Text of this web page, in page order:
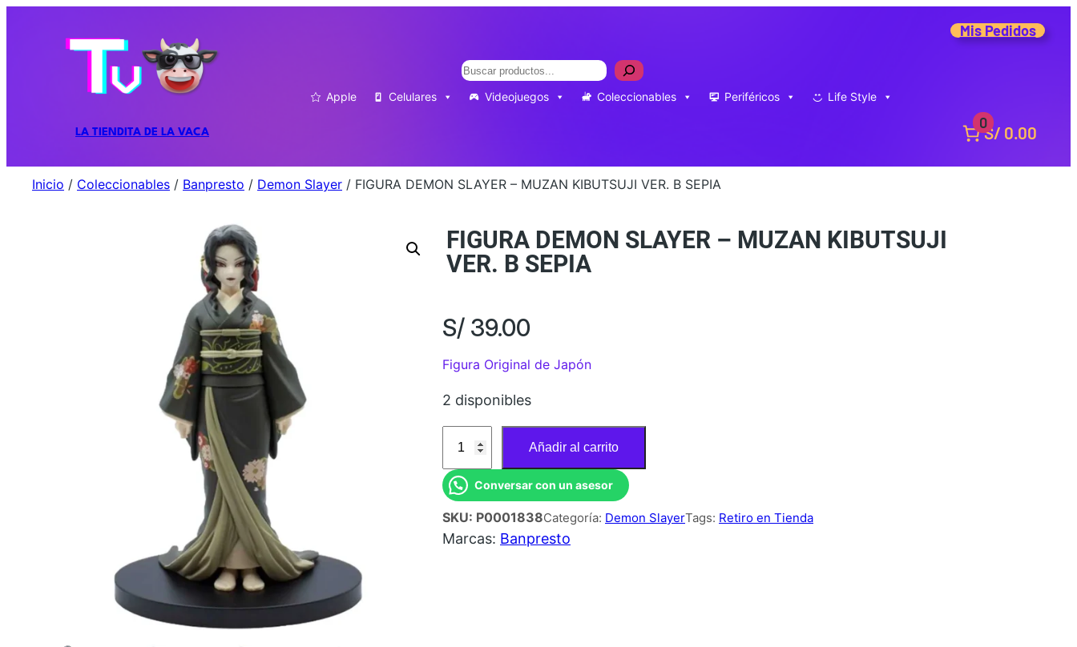
LA TIENDITA DE LA VACA
Buscar
Apple Celulares Videojuegos Coleccionables Periféricos Life Style
Mis Pedidos
0
S/ 0.00
Inicio / Coleccionables / Banpresto / Demon Slayer / FIGURA DEMON SLAYER – MUZAN KIBUTSUJI VER. B SEPIA
FIGURA DEMON SLAYER – MUZAN KIBUTSUJI
VER. B SEPIA
S/ 39.00
Figura Original de Japón
2 disponibles
G
U
R
A
Añadir al carrito
Conversar con un asesor
SKU: P0001838Categoría: Demon SlayerTags: Retiro en Tienda
Marcas: Banpresto